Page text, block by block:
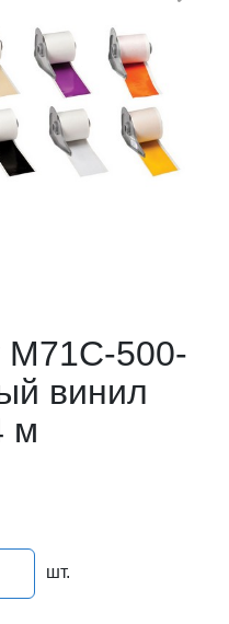
M71C-500-
винил
м
шт.